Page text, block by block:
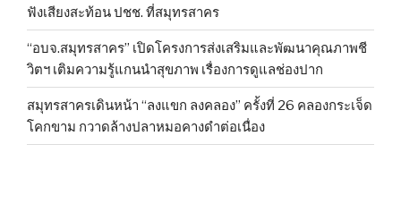
ฟังเสียงสะท้อน ปชช. ที่สมุทรสาคร
“อบจ.สมุทรสาคร” เปิดโครงการส่งเสริมและพัฒนาคุณภาพชี
วิตฯ เติมความรู้แกนนำสุขภาพ เรื่องการดูแลช่องปาก
สมุทรสาครเดินหน้า “ลงแขก ลงคลอง” ครั้งที่ 26 คลองกระเจ็ด
โคกขาม กวาดล้างปลาหมอคางดำต่อเนื่อง